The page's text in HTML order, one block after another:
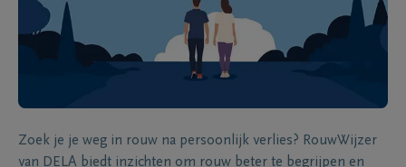
Zoek je je weg in rouw na persoonlijk verlies? RouwWijzer
van DELA biedt inzichten om rouw beter te begrijpen en